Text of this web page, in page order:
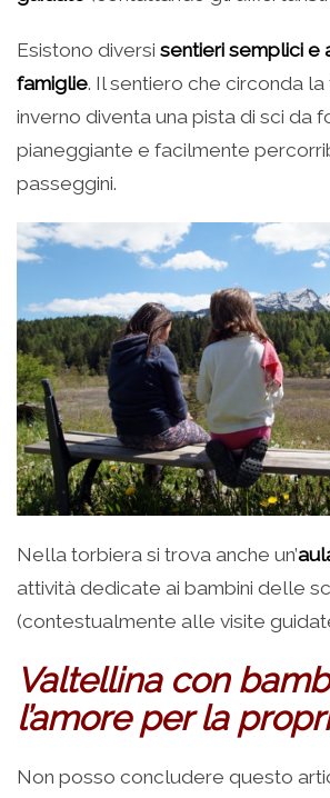
Esistono diversi sentieri semplici e
famiglie. Il sentiero che circonda la
inverno diventa una pista di sci da
pianeggiante e facilmente
passeggini.
Nella torbiera si trova anche un’
attività dedicate ai bambini delle
(contestualmente alle visite
Valtellina con
l’amore per la
Non posso concludere questo